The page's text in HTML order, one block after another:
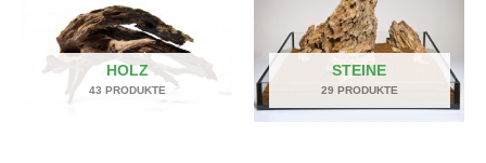
HOLZ
43 PRODUKTE
STEINE
29 PRODUKTE